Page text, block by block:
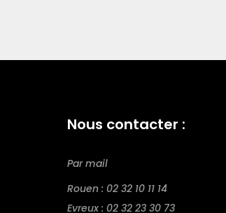
Nous contacter :
Par mail
Rouen : 02 32 10 11 14
Evreux : 02 32 23 30 73